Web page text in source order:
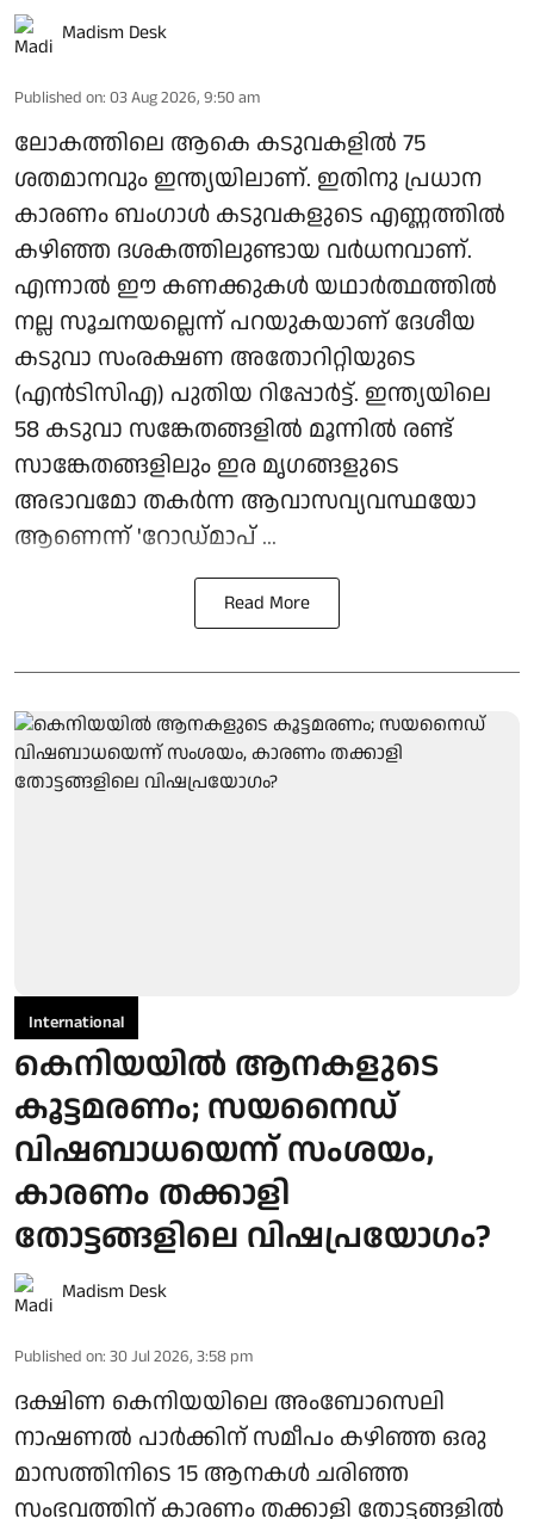
Madism Desk
Published on: 03 Aug 2026, 9:50 am
ലോകത്തിലെ ആകെ കടുവകളില്‍ 75
ശതമാനവും ഇന്ത്യയിലാണ്. ഇതിനു പ്രധാന
കാരണം ബംഗാള്‍ കടുവകളുടെ എണ്ണത്തില്‍
കഴിഞ്ഞ ദശകത്തിലുണ്ടായ വര്‍ധനവാണ്.
എന്നാല്‍ ഈ കണക്കുകള്‍ യഥാര്‍ത്ഥത്തില്‍
നല്ല സൂചനയല്ലെന്ന് പറയുകയാണ് ദേശീയ
കടുവാ സംരക്ഷണ അതോറിറ്റിയുടെ
(എന്‍ടിസിഎ) പുതിയ റിപ്പോര്‍ട്ട്. ഇന്ത്യയിലെ
58 കടുവാ സങ്കേതങ്ങളില്‍ മൂന്നില്‍ രണ്ട്
സാങ്കേതങ്ങളിലും ഇര മൃഗങ്ങളുടെ
അഭാവമോ തകര്‍ന്ന ആവാസവ്യവസ്ഥയോ
ആണെന്ന് 'റോഡ്മാപ് ...
Read More
International
കെനിയയില്‍ ആനകളുടെ
കൂട്ടമരണം; സയനൈഡ്
വിഷബാധയെന്ന് സംശയം,
കാരണം തക്കാളി
തോട്ടങ്ങളിലെ വിഷപ്രയോഗം?
Madism Desk
Published on: 30 Jul 2026, 3:58 pm
ദക്ഷിണ കെനിയയിലെ അംബോസെലി
നാഷണല്‍ പാര്‍ക്കിന് സമീപം കഴിഞ്ഞ ഒരു
മാസത്തിനിടെ 15 ആനകള്‍ ചരിഞ്ഞ
സംഭവത്തിന് കാരണം തക്കാളി തോട്ടങ്ങളില്‍